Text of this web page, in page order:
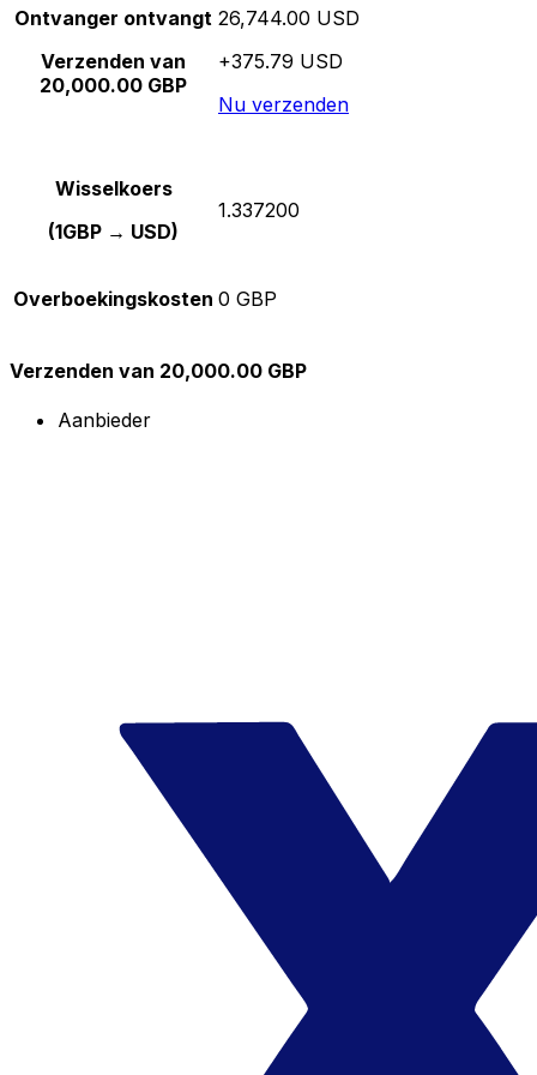
Ontvanger ontvangt
Verzenden van
20,000.00 GBP
26,744.00 USD
+375.79 USD
Nu verzenden
Wisselkoers
(1GBP → USD)
1.337200
Overboekingskosten 0 GBP
Verzenden van 20,000.00 GBP
Aanbieder